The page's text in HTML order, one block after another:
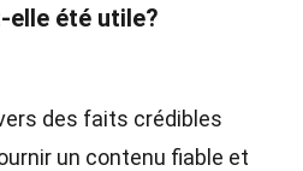
elle été utile?
des faits crédibles
un contenu fiable et